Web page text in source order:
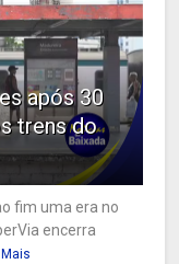
após 30
trens do
fim uma era no
encerra